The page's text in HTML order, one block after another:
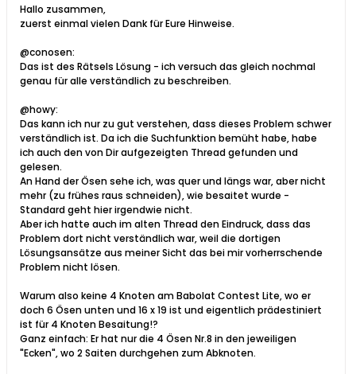
Hallo zusammen,
zuerst einmal vielen Dank für Eure Hinweise.
@conosen:
Das ist des Rätsels Lösung - ich versuch das gleich nochmal
genau für alle verständlich zu beschreiben.
@howy:
Das kann ich nur zu gut verstehen, dass dieses Problem schwer
verständlich ist. Da ich die Suchfunktion bemüht habe, habe
ich auch den von Dir aufgezeigten Thread gefunden und
gelesen.
An Hand der Ösen sehe ich, was quer und längs war, aber nicht
mehr (zu frühes raus schneiden), wie besaitet wurde -
Standard geht hier irgendwie nicht.
Aber ich hatte auch im alten Thread den Eindruck, dass das
Problem dort nicht verständlich war, weil die dortigen
Lösungsansätze aus meiner Sicht das bei mir vorherrschende
Problem nicht lösen.
Warum also keine 4 Knoten am Babolat Contest Lite, wo er
doch 6 Ösen unten und 16 x 19 ist und eigentlich prädestiniert
ist für 4 Knoten Besaitung!?
Ganz einfach: Er hat nur die 4 Ösen Nr.8 in den jeweiligen
"Ecken", wo 2 Saiten durchgehen zum Abknoten.